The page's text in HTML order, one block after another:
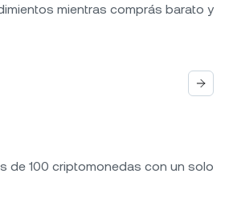
mientras comprás barato y
de 100 criptomonedas con un solo